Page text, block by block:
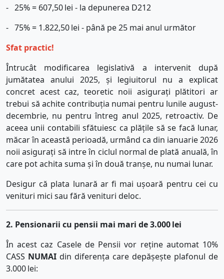
- 25% = 607,50lei - la depunerea D212
- 75% = 1.822,50lei - până pe 25 mai anul următor
Sfat practic!
Întrucât modificarea legislativă a intervenit după
jumătatea anului 2025, și legiuitorul nu a explicat
concret acest caz, teoretic noii asigurați plătitori ar
trebui să achite contribuția numai pentru lunile august-
decembrie, nu pentru întreg anul 2025, retroactiv. De
aceea unii contabili sfătuiesc ca plățile să se facă lunar,
măcar în această perioadă, urmând ca din ianuarie 2026
noii asigurați să intre în ciclul normal de plată anuală, în
care pot achita suma și în două tranșe, nu numai lunar.
Desigur că plata lunară ar fi mai ușoară pentru cei cu
venituri mici sau fără venituri deloc.
2. Pensionarii cu pensii mai mari de 3.000lei
În acest caz Casele de Pensii vor reține automat 10%
CASS NUMAI din diferența care depășește plafonul de
3.000lei: